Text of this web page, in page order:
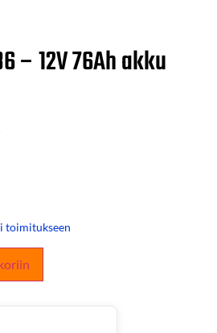
– 12V 76Ah akku
toimitukseen